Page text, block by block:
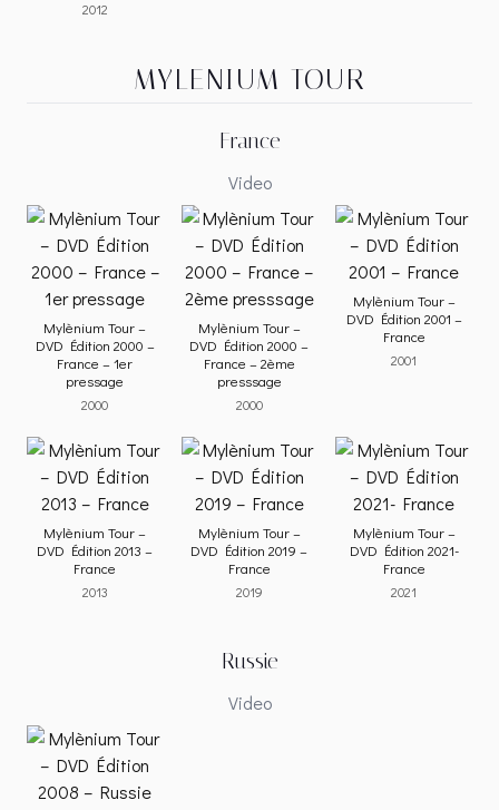
2012
MYLENIUM TOUR
France
Video
Mylènium Tour –
DVD Édition 2000 –
France – 1er
pressage
2000
Mylènium Tour –
DVD Édition 2000 –
France – 2ème
presssage
2000
Mylènium Tour –
DVD Édition 2001 –
France
2001
Mylènium Tour –
DVD Édition 2013 –
France
2013
Mylènium Tour –
DVD Édition 2019 –
France
2019
Mylènium Tour –
DVD Édition 2021-
France
2021
Russie
Video